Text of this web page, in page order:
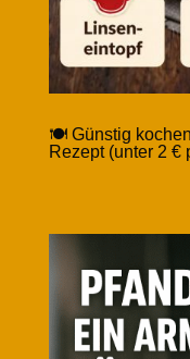
🍽️ Günstig
Rezept (unter 2 €